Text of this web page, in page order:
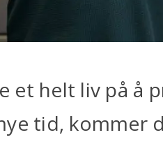
et helt liv på å
tid, kommer